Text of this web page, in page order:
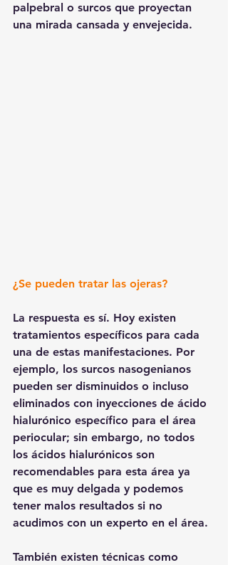
palpebral o surcos que proyectan
una mirada cansada y envejecida.
¿Se pueden tratar las ojeras?
La respuesta es sí. Hoy existen
tratamientos específicos para cada
una de estas manifestaciones. Por
ejemplo, los surcos nasogenianos
pueden ser disminuidos o incluso
eliminados con inyecciones de ácido
hialurónico específico para el área
periocular; sin embargo, no todos
los ácidos hialurónicos son
recomendables para esta área ya
que es muy delgada y podemos
tener malos resultados si no
acudimos con un experto en el área.
También existen técnicas como